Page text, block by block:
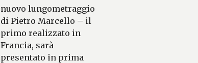
nuovo lungometraggio
di Pietro Marcello – il
primo realizzato in
Francia, sarà
presentato in prima